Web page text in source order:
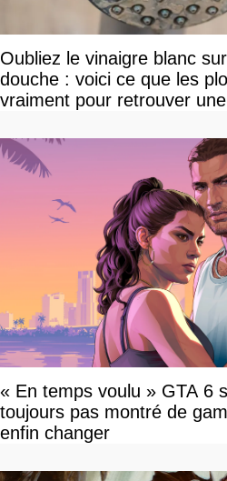
Oubliez le vinaigre blanc
douche : voici ce que les
vraiment pour retrouver
« En temps voulu » GTA 6
toujours pas montré de
enfin changer